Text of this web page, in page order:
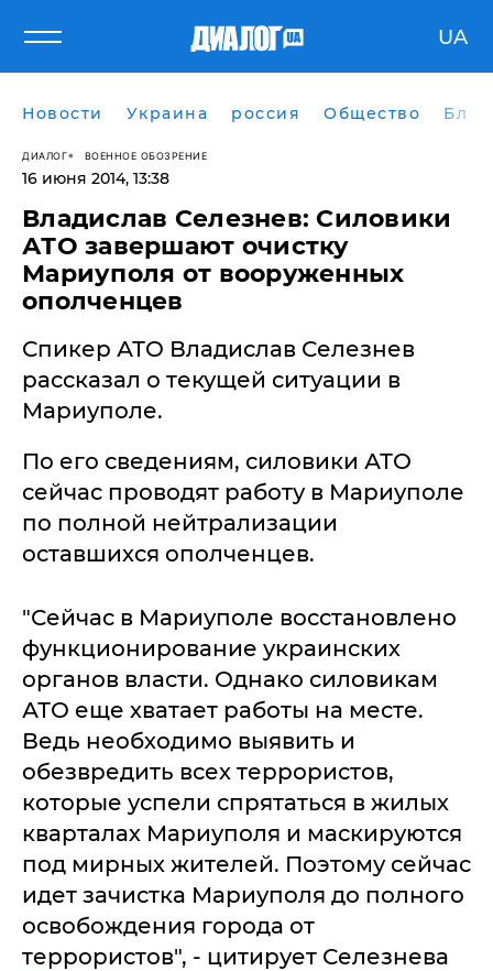
UA
Новости Украина россия Общество
ДИАЛОГ ВОЕННОЕ ОБОЗРЕНИЕ
16 июня 2014, 13:38
Владислав Селезнев: Силовики
АТО завершают очистку
Мариуполя от вооруженных
ополченцев
Спикер АТО Владислав Селезнев
рассказал о текущей ситуации в
Мариуполе.
По его сведениям, силовики АТО
сейчас проводят работу в Мариуполе
по полной нейтрализации
оставшихся ополченцев.
"Сейчас в Мариуполе восстановлено
функционирование украинских
органов власти. Однако силовикам
АТО еще хватает работы на месте.
Ведь необходимо выявить и
обезвредить всех террористов,
которые успели спрятаться в жилых
кварталах Мариуполя и маскируются
под мирных жителей. Поэтому сейчас
идет зачистка Мариуполя до полного
освобождения города от
террористов", - цитирует Селезнева